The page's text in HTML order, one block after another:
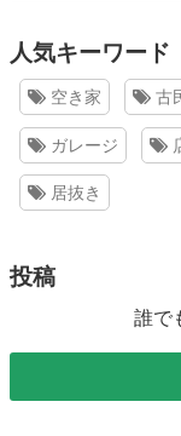
人気キーワード
空き家 古
ガレージ
居抜き
投稿
誰で